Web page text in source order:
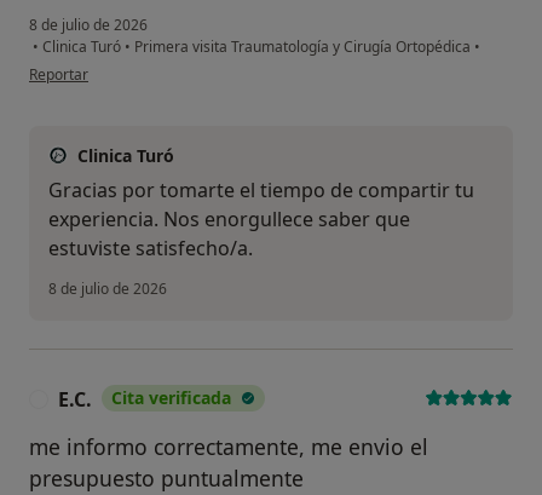
8 de julio de 2026
• Clinica Turó • Primera visita Traumatología y Cirugía Ortopédica •
en opinión del usuario M. Bellas
Reportar
Clinica Turó
Gracias por tomarte el tiempo de compartir tu
experiencia. Nos enorgullece saber que
estuviste satisfecho/a.
8 de julio de 2026
E.C. Cita verificada
me informo correctamente, me envio el
presupuesto puntualmente